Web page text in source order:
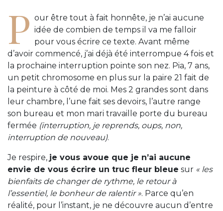
P our être tout à fait honnête, je n’ai aucune
idée de combien de temps il va me falloir
pour vous écrire ce texte. Avant même
d’avoir commencé, j’ai déjà été interrompue 4 fois et
la prochaine interruption pointe son nez. Pia, 7 ans,
un petit chromosome en plus sur la paire 21 fait de
la peinture à côté de moi. Mes 2 grandes sont dans
leur chambre, l’une fait ses devoirs, l’autre range
son bureau et mon mari travaille porte du bureau
fermée (interruption, je reprends, oups, non,
interruption de nouveau).
Je respire, je vous avoue que je n’ai aucune
envie de vous écrire un truc fleur bleue sur « les
bienfaits de changer de rythme, le retour à
l’essentiel, le bonheur de ralentir ». Parce qu’en
réalité, pour l’instant, je ne découvre aucun d’entre